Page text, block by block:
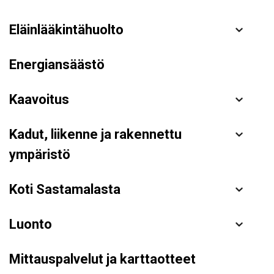
Eläinlääkintähuolto
Energiansäästö
Kaavoitus
Kadut, liikenne ja rakennettu
ympäristö
Koti Sastamalasta
Luonto
Mittauspalvelut ja karttaotteet